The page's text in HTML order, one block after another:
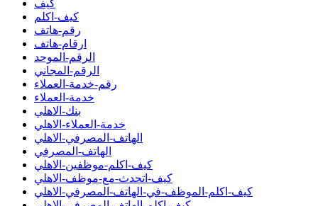
كيف
كيف-اكلم
رقم-هاتف
ارقام-هاتف
الرقم-الموحد
الرقم-المجاني
رقم-خدمة-العملاء
خدمة-العملاء
بنك-الاهلي
خدمة-العملاء-الاهلي
الهاتف-المصرفي-الاهلي
الهاتف-المصرفي
كيف-اكلم-موظفين-الاهلي
كيف-اتحدث-مع-موظف-الاهلي
كيف-اكلم-الموظف-في-الهاتف-المصرفي-الاهلي